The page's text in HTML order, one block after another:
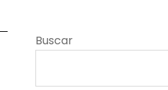
Buscar